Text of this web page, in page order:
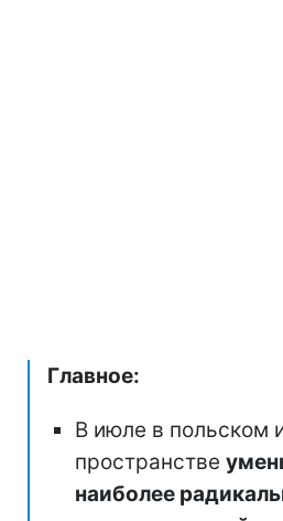
Главное:
В июле в польском
пространстве
наиболее